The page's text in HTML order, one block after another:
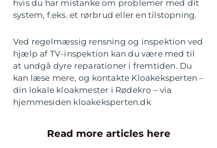
hvis du har mistanke om problemer med dit
system, f.eks. et rørbrud eller en tilstopning.
Ved regelmæssig rensning og inspektion ved
hjælp af TV-inspektion kan du være med til
at undgå dyre reparationer i fremtiden. Du
kan læse mere, og kontakte Kloakeksperten –
din lokale kloakmester i Rødekro – via
hjemmesiden kloakeksperten.dk
Read more articles here